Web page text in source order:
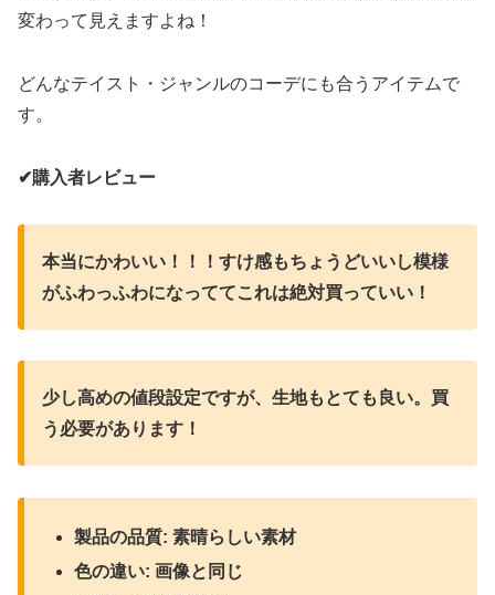
変わって見えますよね！
どんなテイスト・ジャンルのコーデにも合うアイテムで
す。
✔︎購入者レビュー
本当にかわいい！！！すけ感もちょうどいいし模様
がふわっふわになっててこれは絶対買っていい！
少し高めの値段設定ですが、生地もとても良い。買
う必要があります！
製品の品質: 素晴らしい素材
色の違い: 画像と同じ